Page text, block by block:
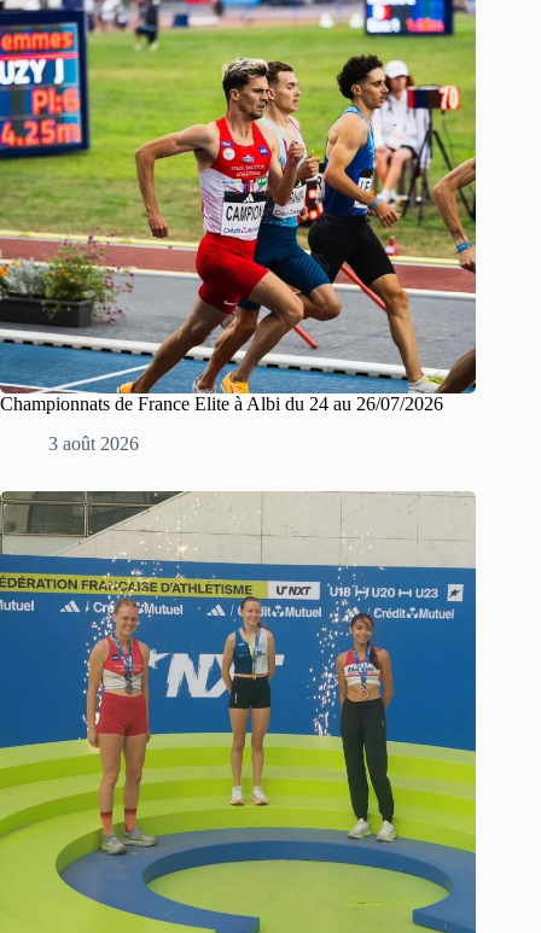
Championnats de France Elite à Albi du 24 au 26/07/2026
3 août 2026